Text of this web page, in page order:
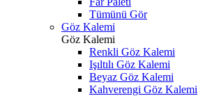
Tümünü Gör
Göz Kalemi
Göz Kalemi
Renkli Göz Kalemi
Işıltılı Göz Kalemi
Beyaz Göz Kalemi
Kahverengi Göz Kalemi